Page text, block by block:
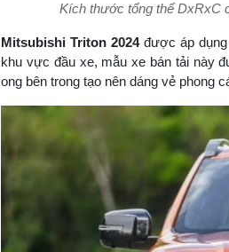
Kích thước tổng thể DxRxC
Mitsubishi Triton 2024được áp dụng
khu vực đầu xe, mẫu xe bán tải này
ong bên trong tạo nên dáng vẻ phong